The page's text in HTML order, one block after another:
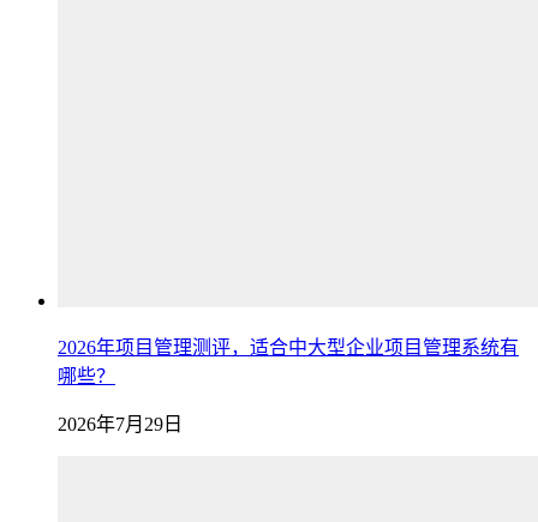
2026年项目管理测评，适合中大型企业项目管理系统有
哪些？
2026年7月29日